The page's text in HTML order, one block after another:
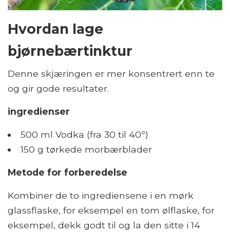
Hvordan lage
bjørnebærtinktur
Denne skjæringen er mer konsentrert enn te
og gir gode resultater.
ingredienser
500 ml Vodka (fra 30 til 40º)
150 g tørkede morbærblader
Metode for forberedelse
Kombiner de to ingrediensene i en mørk
glassflaske, for eksempel en tom ølflaske, for
eksempel, dekk godt til og la den sitte i 14